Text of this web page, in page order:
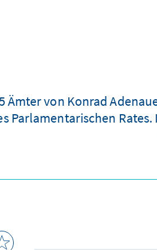
Ämter von Konrad
Parlamentarischen